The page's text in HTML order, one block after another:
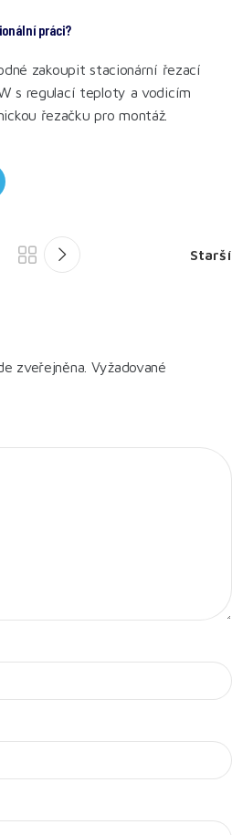
práci?
zakoupit stacionární řezací
s regulací teploty a vodicím
řezačku pro montáž.
Starší
zveřejněna. Vyžadované